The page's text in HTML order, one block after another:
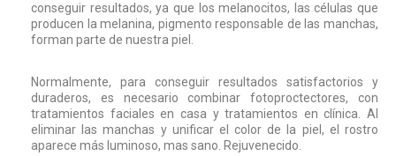
conseguir resultados, ya que los melanocitos, las células que
producen la melanina, pigmento responsable de las manchas,
forman parte de nuestra piel.
Normalmente, para conseguir resultados satisfactorios y
duraderos, es necesario combinar fotoproctectores, con
tratamientos faciales en casa y tratamientos en clínica. Al
eliminar las manchas y unificar el color de la piel, el rostro
aparece más luminoso, mas sano. Rejuvenecido.